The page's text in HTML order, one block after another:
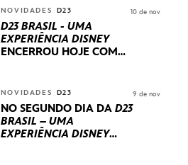
NOVIDADES D23
D23 BRASIL - UMA
EXPERIÊNCIA DISNEY
ENCERROU HOJE COM
INTERNACIONAIS E
PRODUÇÕES BRASILEIRAS
10 de nov
NOVIDADES D23
NO SEGUNDO DIA DA D23
BRASIL – UMA
EXPERIÊNCIA DISNEY
9 de nov